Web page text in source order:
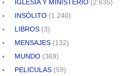
IGLESIA Y MINISTERIO (2.635)
INSÓLITO (1.240)
LIBROS (3)
MENSAJES (132)
MUNDO (369)
PELICULAS (59)